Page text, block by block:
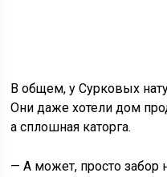
В общем, у Сурковых
Они даже хотели дом
а сплошная каторга.
— А может, просто забор